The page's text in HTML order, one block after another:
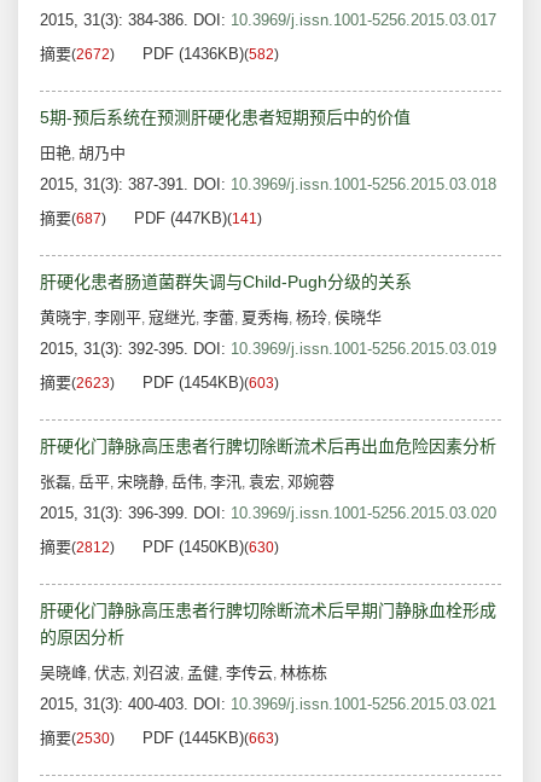
2015, 31(3): 384-386. DOI: 10.3969/j.issn.1001-5256.2015.03.017
摘要(2672) PDF (1436KB)(582)
5期-预后系统在预测肝硬化患者短期预后中的价值
田艳, 胡乃中
2015, 31(3): 387-391. DOI: 10.3969/j.issn.1001-5256.2015.03.018
摘要(687) PDF (447KB)(141)
肝硬化患者肠道菌群失调与Child-Pugh分级的关系
黄晓宇, 李刚平, 寇继光, 李蕾, 夏秀梅, 杨玲, 侯晓华
2015, 31(3): 392-395. DOI: 10.3969/j.issn.1001-5256.2015.03.019
摘要(2623) PDF (1454KB)(603)
肝硬化门静脉高压患者行脾切除断流术后再出血危险因素分析
张磊, 岳平, 宋晓静, 岳伟, 李汛, 袁宏, 邓婉蓉
2015, 31(3): 396-399. DOI: 10.3969/j.issn.1001-5256.2015.03.020
摘要(2812) PDF (1450KB)(630)
肝硬化门静脉高压患者行脾切除断流术后早期门静脉血栓形成
的原因分析
吴晓峰, 伏志, 刘召波, 孟健, 李传云, 林栋栋
2015, 31(3): 400-403. DOI: 10.3969/j.issn.1001-5256.2015.03.021
摘要(2530) PDF (1445KB)(663)